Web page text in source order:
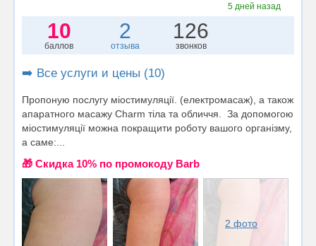
5 дней назад
10
баллов
2
отзыва
126
звонков
➡️ Все услуги и цены (10)
Пропоную послугу міостимуляції. (електромасаж), а також
апаратного масажу Charm тіла та обличчя. За допомогою
міостимуляції можна покращити роботу вашого організму,
а саме:...
🎁 Cкидка 10% по промокоду Barb
2 фото